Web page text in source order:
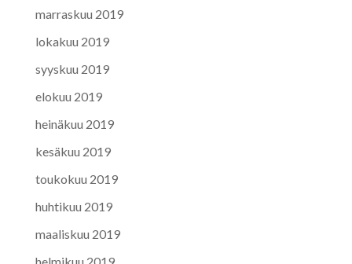
marraskuu 2019
lokakuu 2019
syyskuu 2019
elokuu 2019
heinäkuu 2019
kesäkuu 2019
toukokuu 2019
huhtikuu 2019
maaliskuu 2019